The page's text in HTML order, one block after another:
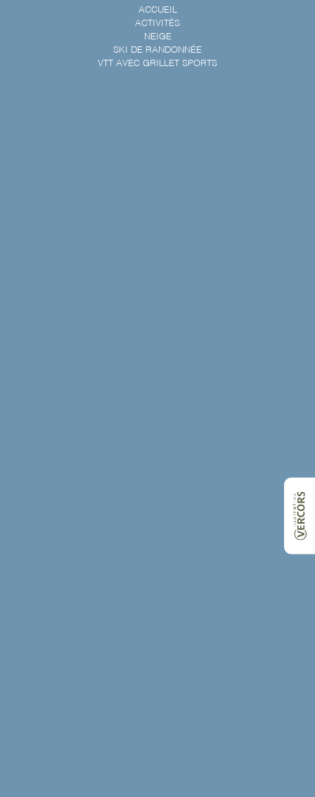
ACCUEIL
ACTIVITÉS
NEIGE
SKI DE RANDONNÉE
VTT AVEC GRILLET SPORTS